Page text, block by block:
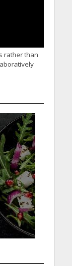
rather than